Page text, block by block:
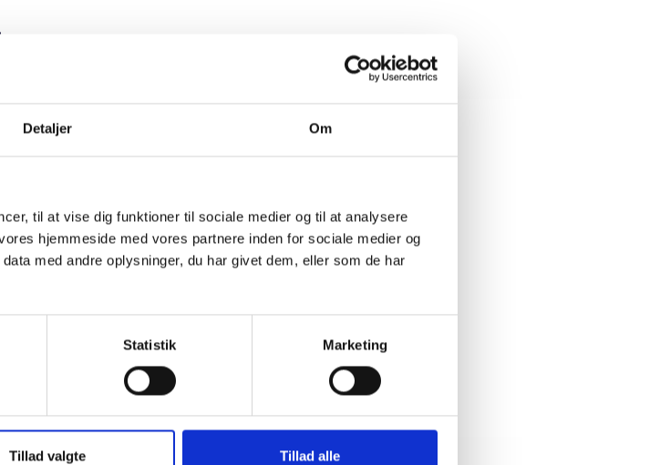
Detaljer Om
til at vise dig funktioner til sociale medier og til at analysere
hjemmeside med vores partnere inden for sociale medier og
med andre oplysninger, du har givet dem, eller som de har
Statistik Marketing
Tillad valgte Tillad alle